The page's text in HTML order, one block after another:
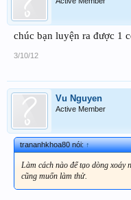
chúc bạn luyện ra được 1
3/10/12
Vu Nguyen
Active Member
trananhkhoa80 nói:↑
Làm cách nào để tạo dòng xoáy
cũng muốn làm thử.